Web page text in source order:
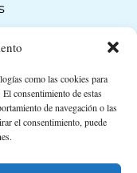
como las cookies para
consentimiento de estas
de navegación o las
el consentimiento, puede